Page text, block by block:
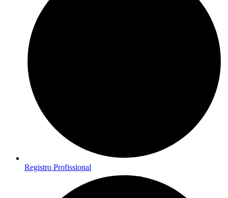
Registro Profissional